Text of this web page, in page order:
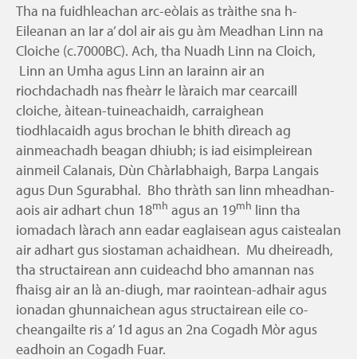
Tha na fuidhleachan arc-eòlais as tràithe sna h-
Eileanan an Iar a’ dol air ais gu àm Meadhan Linn na
Cloiche (c.7000BC). Ach, tha Nuadh Linn na Cloich,
Linn an Umha agus Linn an Iarainn air an
riochdachadh nas fheàrr le làraich mar cearcaill
cloiche, àitean-tuineachaidh, carraighean
tiodhlacaidh agus brochan le bhith dìreach ag
ainmeachadh beagan dhiubh; is iad eisimpleirean
ainmeil Calanais, Dùn Chàrlabhaigh, Barpa Langais
agus Dun Sgurabhal. Bho thràth san linn mheadhan-
aois air adhart chun 18mh agus an 19mh linn tha
iomadach làrach ann eadar eaglaisean agus caistealan
air adhart gus siostaman achaidhean. Mu dheireadh,
tha structairean ann cuideachd bho amannan nas
fhaisg air an là an-diugh, mar raointean-adhair agus
ionadan ghunnaichean agus structairean eile co-
cheangailte ris a’ 1d agus an 2na Cogadh Mòr agus
eadhoin an Cogadh Fuar.